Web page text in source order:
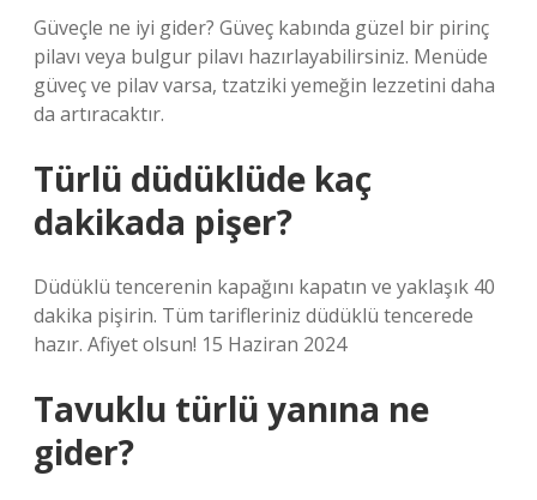
Güveçle ne iyi gider? Güveç kabında güzel bir pirinç
pilavı veya bulgur pilavı hazırlayabilirsiniz. Menüde
güveç ve pilav varsa, tzatziki yemeğin lezzetini daha
da artıracaktır.
Türlü düdüklüde kaç
dakikada pişer?
Düdüklü tencerenin kapağını kapatın ve yaklaşık 40
dakika pişirin. Tüm tarifleriniz düdüklü tencerede
hazır. Afiyet olsun! 15 Haziran 2024
Tavuklu türlü yanına ne
gider?